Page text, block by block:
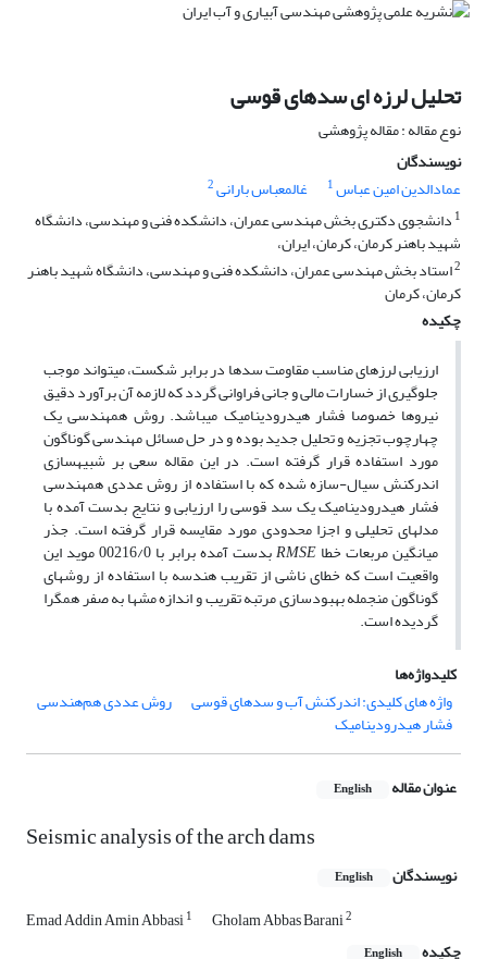
تحلیل لرزه ای سدهای قوسی
نوع مقاله : مقاله پژوهشی
نویسندگان
عمادالدین امین عباس1 غالمعباس بارانی2
1 دانشجوی دکتری بخش مهندسی عمران، دانشکده فنی و مهندسی، دانشگاه
شهید باهنر کرمان، کرمان، ایران،
2استاد بخش مهندسی عمران، دانشکده فنی و مهندسی، دانشگاه شهید باهنر
کرمان، کرمان
چکیده
ارزیابی لرزه­ای مناسب مقاومت سدها در برابر شکست، می­تواند موجب
جلوگیری از خسارات مالی و جانی فراوانی گردد که لازمه آن برآورد دقیق
نیروها خصوصا فشار هیدرودینامیک می­باشد. روش هم­هندسی یک
چهارچوب تجزیه و تحلیل جدید بوده و در حل مسائل مهندسی گوناگون
مورد استفاده قرار گرفته است. در این مقاله سعی بر شبیه­سازی
اندرکنش سیال-سازه شده که با استفاده از روش عددی هم­هندسی
فشار هیدرودینامیک یک سد قوسی را ارزیابی و نتایج بدست آمده با
مدل­های تحلیلی و اجزا محدودی مورد مقایسه قرار گرفته است. جذر
میانگین مربعات خطاRMSE بدست آمده برابر با 00216/0 موید این
واقعیت است که خطای ناشی از تقریب هندسه با استفاده از روش­های
گوناگون منجمله بهبودسازی مرتبه تقریب و اندازه مش­ها به صفر همگرا
گردیده است.
کلیدواژه‌ها
واژه های کلیدی: اندرکنش آب و سدهای قوسی
روش عددی هم‌هندسی
فشار هیدرودینامیک
عنوان مقاله English
Seismic analysis of the arch dams
نویسندگان English
Emad Addin Amin Abbasi1 Gholam Abbas Barani2
چکیده English